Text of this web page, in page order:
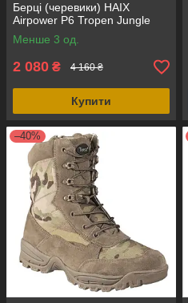
Берці (черевики) HAIX
Airpower P6 Tropen Jungle
Менше 3 од.
2 080 ₴ 4 160 ₴
Купити
–40%